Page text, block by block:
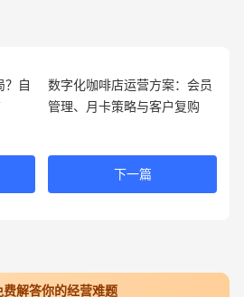
？自
数字化咖啡店运营方案：会员
管理、月卡策略与客户复购
下一篇
费解答你的经营难题